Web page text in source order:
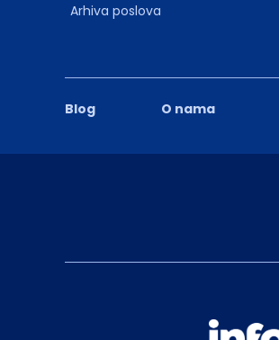
Blog O nama
Arhiva poslova